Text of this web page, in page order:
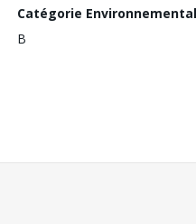
Catégorie
B